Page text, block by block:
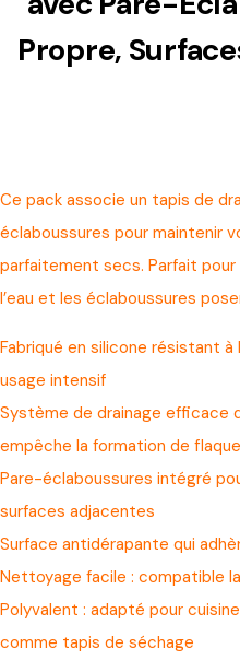
Propre,
Ce pack associe un tapis de
éclaboussures pour maintenir
parfaitement secs. Parfait
l’eau et les éclaboussures
Fabriqué en silicone résistant
usage intensif
Système de drainage efficace
empêche la formation de
Pare-éclaboussures intégré
surfaces adjacentes
Surface antidérapante qui
Nettoyage facile : compatible
Polyvalent : adapté pour
comme tapis de séchage